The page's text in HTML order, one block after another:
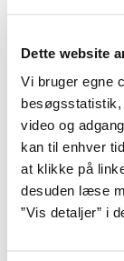
Dette website
Vi bruger egne
video og
kan til enhver
at klikke på
desuden læse
”Vis detaljer” i
Må
Kan en
Hotline